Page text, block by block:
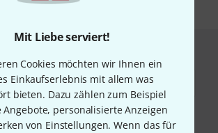
Mit Liebe serviert!
Cookies möchten wir Ihnen ein
Einkaufserlebnis mit allem was
bieten. Dazu zählen zum Beispiel
Angebote, personalisierte Anzeigen
von Einstellungen. Wenn das für
* Pflichtfeld
& bezahlen